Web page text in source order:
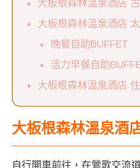
大板根森林溫泉酒店
大板根森林溫泉酒店
晚餐自助BUFFET
活力早餐自助
大板根森林溫泉酒店
大板根森林溫泉酒
自行開車前往，在鶯歌交流